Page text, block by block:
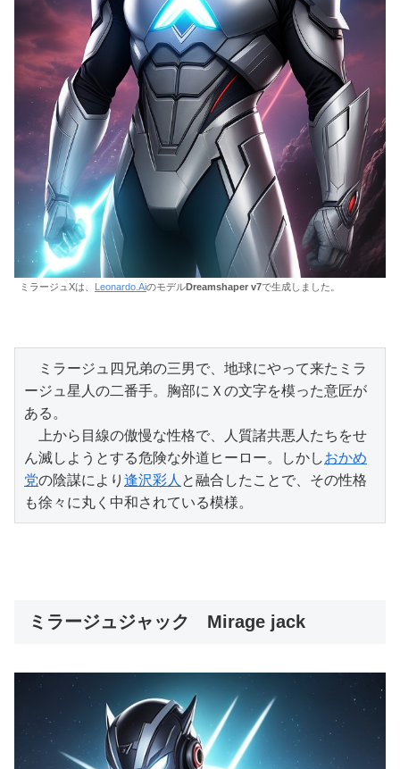
ミラージュXは、 Leonardo.AiのモデルDreamshaper v7で生成しました。
ミラージュ四兄弟の三男で、地球にやって来たミラ
ージュ星人の二番手。胸部にＸの文字を模った意匠が
ある。
上から目線の傲慢な性格で、人質諸共悪人たちをせ
ん滅しようとする危険な外道ヒーロー。しかしおかめ
党の陰謀により 逢沢彩人 と融合したことで、その性格
も徐々に丸く中和されている模様。
ミラージュジャック Mirage jack